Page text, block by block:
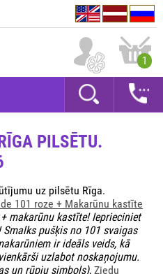
1
PILSĒTU.
uz pilsētu Rīga.
101 roze + Makarūnu kastīte
makarūnu kastīte! Ieprieciniet
pušķis no 101 svaigas
ir ideāls veids, kā
uzlabot noskaņojumu.
un rūpju simbols), Ziedu